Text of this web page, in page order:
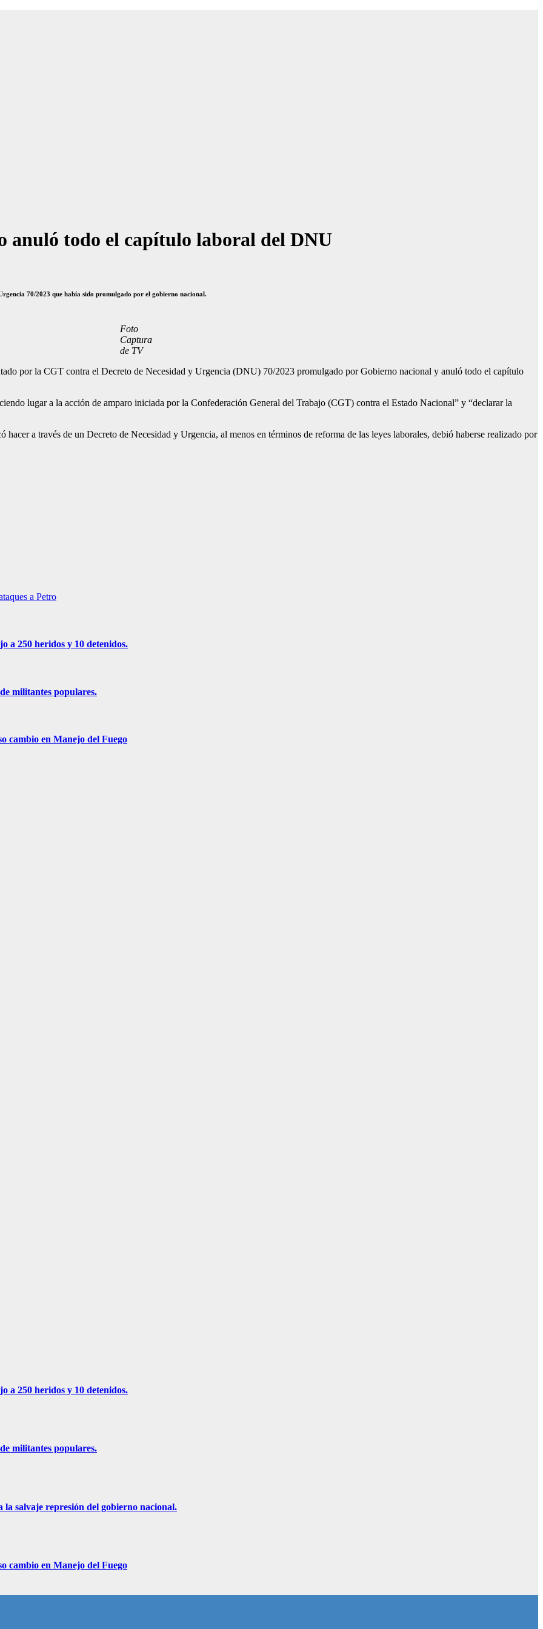
anuló todo el capítulo laboral del DNU
70/2023 que había sido promulgado por el gobierno nacional.
Foto
Captura
de TV
por la CGT contra el Decreto de Necesidad y Urgencia (DNU) 70/2023 promulgado por Gobierno nacional y anuló todo el capítulo
lugar a la acción de amparo iniciada por la Confederación General del Trabajo (CGT) contra el Estado Nacional” y “declarar la
a través de un Decreto de Necesidad y Urgencia, al menos en términos de reforma de las leyes laborales, debió haberse realizado por
a Petro
a 250 heridos y 10 detenidos.
militantes populares.
cambio en Manejo del Fuego
a 250 heridos y 10 detenidos.
militantes populares.
salvaje represión del gobierno nacional.
cambio en Manejo del Fuego